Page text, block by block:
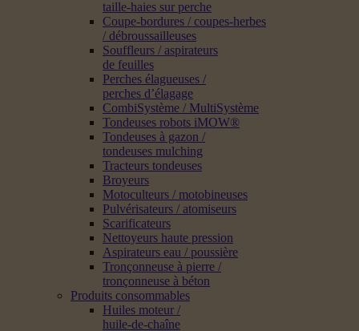
taille-haies sur perche
Coupe-bordures / coupes-herbes
/ débroussailleuses
Souffleurs / aspirateurs
de feuilles
Perches élagueuses /
perches d’élagage
CombiSystème / MultiSystème
Tondeuses robots iMOW®
Tondeuses à gazon /
tondeuses mulching
Tracteurs tondeuses
Broyeurs
Motoculteurs / motobineuses
Pulvérisateurs / atomiseurs
Scarificateurs
Nettoyeurs haute pression
Aspirateurs eau / poussière
Tronçonneuse à pierre /
tronçonneuse à béton
Produits consommables
Huiles moteur /
huile-de-chaîne